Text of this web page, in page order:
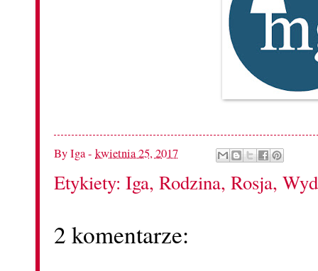
ByIga- kwietnia 25, 2017
Etykiety: Iga, Rodzina, Rosja,
2 komentarze: